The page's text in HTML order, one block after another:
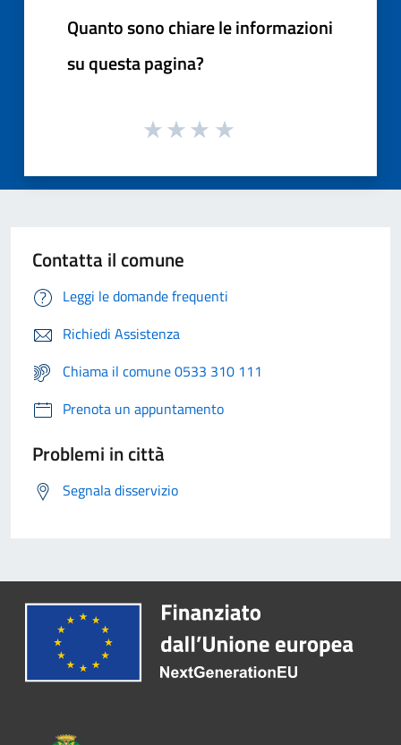
Quanto sono chiare le informazioni
su questa pagina?
Contatta il comune
Leggi le domande frequenti
Richiedi Assistenza
Chiama il comune 0533 310 111
Prenota un appuntamento
Problemi in città
Segnala disservizio